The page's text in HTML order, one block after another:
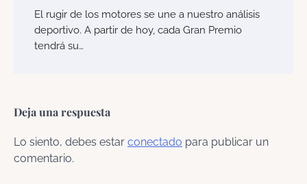
El rugir de los motores se une a nuestro análisis
deportivo. A partir de hoy, cada Gran Premio
tendrá su…
Deja una respuesta
Lo siento, debes estar conectado para publicar un
comentario.